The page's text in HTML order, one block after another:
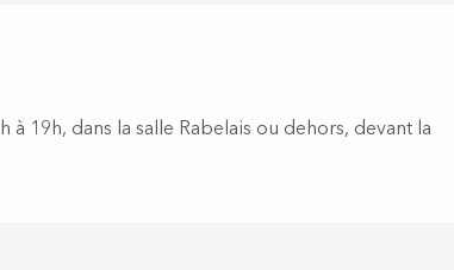
19h, dans la salle Rabelais ou dehors, devant la